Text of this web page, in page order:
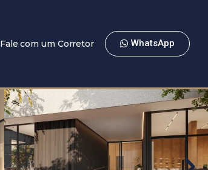
Fale com um Corretor WhatsApp